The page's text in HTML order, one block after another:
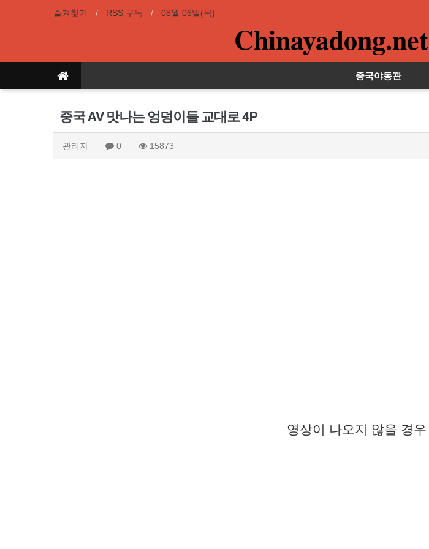
즐겨찾기 RSS 구독 08월 06일(목)
Chinayadong.net
중국야동관
중국 AV 맛나는 엉덩이들 교대로 4P
관리자 0 15873
영상이 나오지 않을 경우